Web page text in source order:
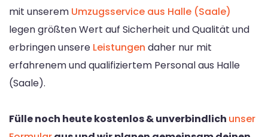
mit unserem Umzugsservice aus Halle (Saale)
legen größten Wert auf Sicherheit und Qualität und
erbringen unsere Leistungen daher nur mit
erfahrenem und qualifiziertem Personal aus Halle
(Saale).
Fülle noch heute kostenlos & unverbindlich unser